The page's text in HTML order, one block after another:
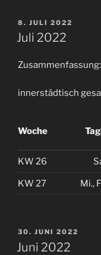
VERÖFFENTLICHT
AM
8. JULI 2022
Juli 2022
innerstädtisch
Woche
KW 26
KW 27 Mi.,
VERÖFFENTLICHT
AM
30. JUNI 2022
Juni 2022